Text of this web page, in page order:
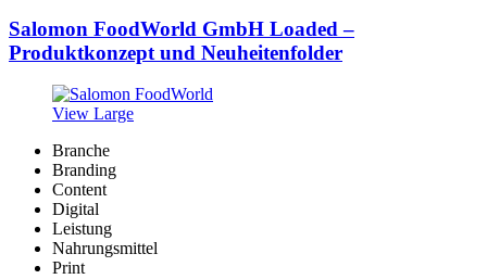
Salomon FoodWorld GmbH Loaded –
Produktkonzept und Neuheitenfolder
View Large
Branche
Branding
Content
Digital
Leistung
Nahrungsmittel
Print